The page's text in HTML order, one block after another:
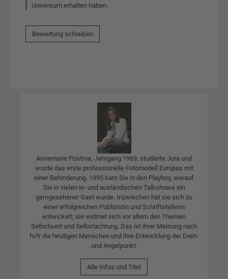
Universum erhalten haben.
Bewertung schreiben
Annemarie Postma, Jahrgang 1969, studierte Jura und
wurde das erste professionelle Fotomodell Europas mit
einer Behinderung. 1995 kam Sie in den Playboy, worauf
Sie in vielen in- und ausländischen Talkshows ein
gerngesehener Gast wurde. Inzwischen hat sie sich zu
einer erfolgreichen Publizistin und Schriftstellerin
entwickelt; sie widmet sich vor allem den Themen
Selbstwert und Selbstachtung. Das ist ihrer Meinung nach
fu?r die heutigen Menschen und ihre Entwicklung der Dreh-
und Angelpunkt.
Alle Infos und Titel